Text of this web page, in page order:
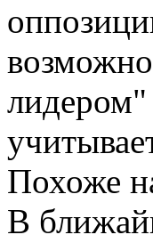
Похоже
В